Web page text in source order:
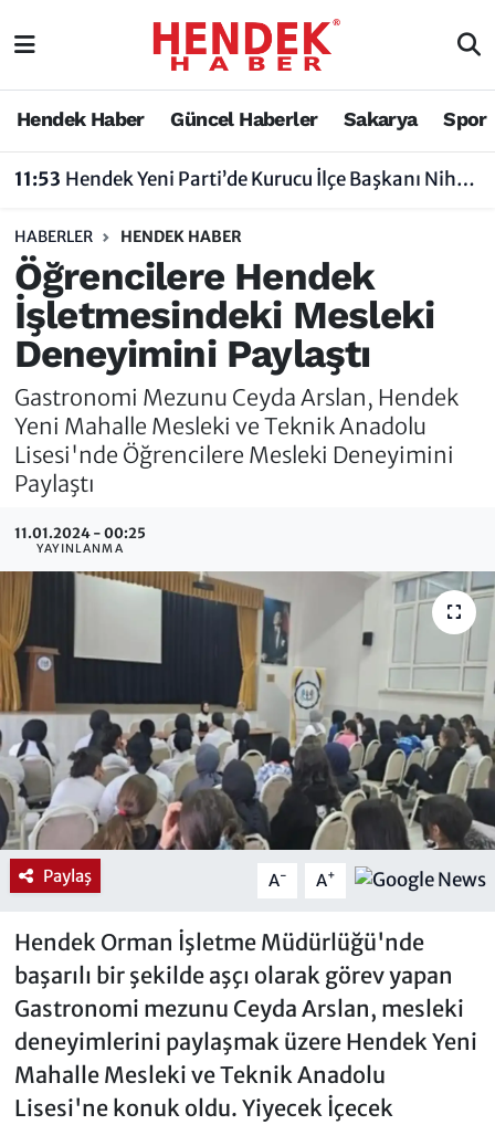
Hendek Haber Güncel Haberler Sakarya Spor
11:53 Hendek Yeni Parti’de Kurucu İlçe Başkanı Nihat Bayraktar Oldu
HABERLER HENDEK HABER
Öğrencilere Hendek
İşletmesindeki Mesleki
Deneyimini Paylaştı
Gastronomi Mezunu Ceyda Arslan, Hendek
Yeni Mahalle Mesleki ve Teknik Anadolu
Lisesi'nde Öğrencilere Mesleki Deneyimini
Paylaştı
11.01.2024 - 00:25
YAYINLANMA
Paylaş A- A+
Hendek Orman İşletme Müdürlüğü'nde
başarılı bir şekilde aşçı olarak görev yapan
Gastronomi mezunu Ceyda Arslan, mesleki
deneyimlerini paylaşmak üzere Hendek Yeni
Mahalle Mesleki ve Teknik Anadolu
Lisesi'ne konuk oldu. Yiyecek İçecek
Hendek Haber
Nöbetçi Eczaneler
Vefat Edenler
Hendek Haber
Hakkında
Hendek Haber Reklam Servisi
Künye
İletişim
Sakarya Nöbetçi Eczaneler
Sakarya Trafik Yoğunluk Haritası
Tüm Manşetler
Son Dakika Haberleri
Haber Arşivi